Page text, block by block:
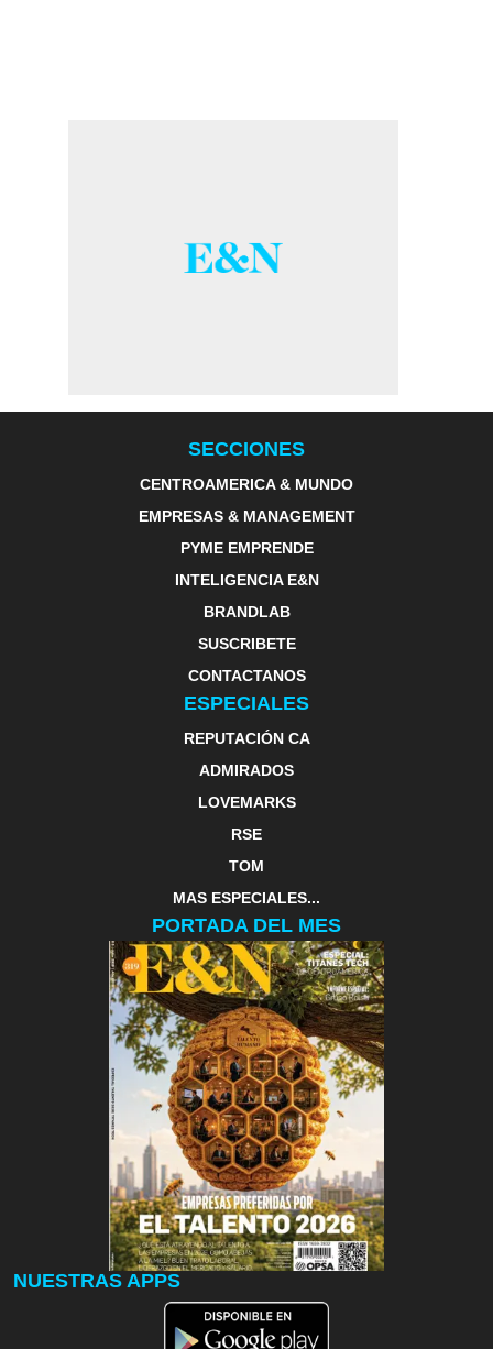
SECCIONES
CENTROAMERICA & MUNDO
EMPRESAS & MANAGEMENT
PYME EMPRENDE
INTELIGENCIA E&N
BRANDLAB
SUSCRIBETE
CONTACTANOS
ESPECIALES
REPUTACIÓN CA
ADMIRADOS
LOVEMARKS
RSE
TOM
MAS ESPECIALES...
PORTADA DEL MES
NUESTRAS APPS